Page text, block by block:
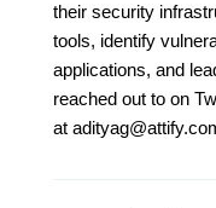
their security
tools, identify
applications, and
reached out to on
at